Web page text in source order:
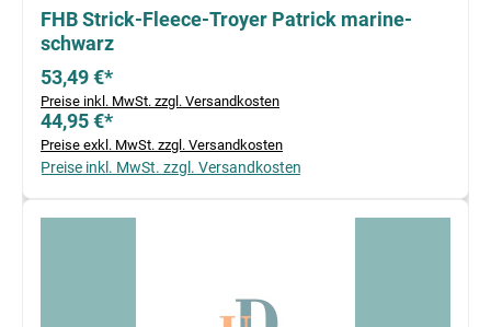
FHB Strick-Fleece-Troyer Patrick marine-
schwarz
53,49 €*
Preise inkl. MwSt. zzgl. Versandkosten
44,95 €*
Preise exkl. MwSt. zzgl. Versandkosten
Preise inkl. MwSt. zzgl. Versandkosten